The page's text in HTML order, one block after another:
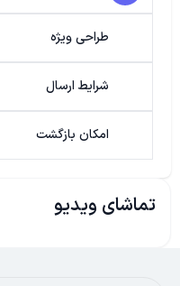
طراحی ویژه
شرایط ارسال
امکان بازگشت
تماشای ویدیو